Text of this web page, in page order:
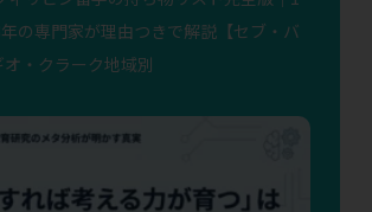
の専門家が理由つきで解説【セブ・バ
オ・クラーク地域別